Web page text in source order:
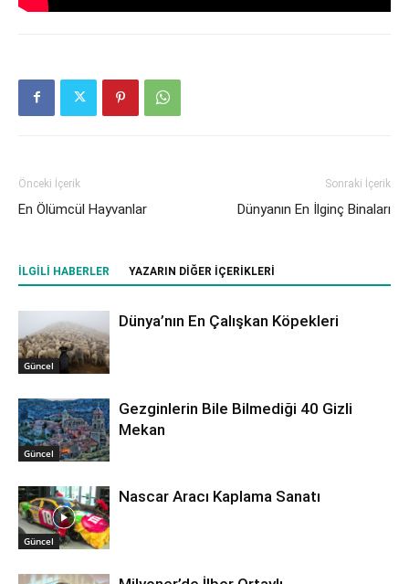
Önceki İçerik
En Ölümcül Hayvanlar
Sonraki İçerik
Dünyanın En İlginç Binaları
İLGILI HABERLER YAZARIN DIĞER İÇERIKLERI
Güncel
Dünya’nın En Çalışkan Köpekleri
Güncel
Gezginlerin Bile Bilmediği 40 Gizli
Mekan
Güncel
Nascar Aracı Kaplama Sanatı